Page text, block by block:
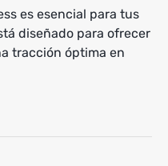
es esencial para tus
diseñado para ofrecer
tracción óptima en